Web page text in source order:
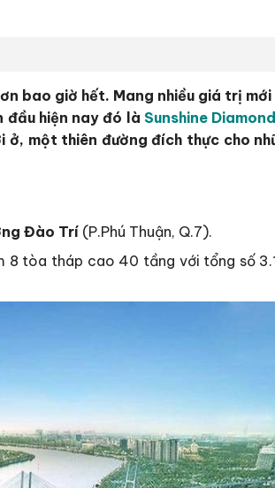
bao giờ hết. Mang nhiều giá trị
đầu hiện nay đó là Sunshine
một thiên đường đích thực cho
Đào Trí (P.Phú Thuận, Q.7).
8 tòa tháp cao 40 tầng với tổng số